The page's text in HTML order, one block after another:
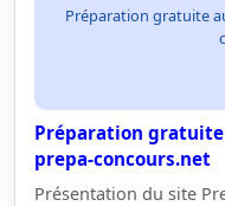
Préparation gratuite
Préparation
prepa-concours.net
Présentation du site